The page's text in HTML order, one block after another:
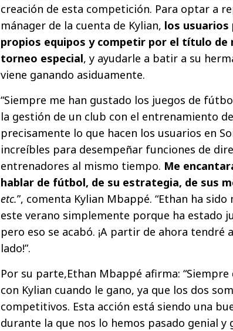
creación de esta competición. Para optar a
mánager de la cuenta de Kylian, los
propios equipos y competir por el título de
torneo especial, y ayudarle a batir a su
viene ganando asiduamente.
“Siempre me han gustado los juegos de
la gestión de un club con el entrenamiento
precisamente lo que hacen los usuarios en
increíbles para desempeñar funciones de
entrenadores al mismo tiempo. Me
hablar de fútbol, de su estrategia, de sus
etc.”, comenta Kylian Mbappé. “Ethan ha
este verano simplemente porque ha estado
pero eso se acabó. ¡A partir de ahora tendré
lado!”.
Por su parte,Ethan Mbappé afirma:
con Kylian cuando le gano, ya que los dos
competitivos. Esta acción está siendo una
durante la que nos lo hemos pasado genial y